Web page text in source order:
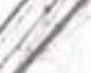
November 2019 di Kota
kegiatan ini adalah
dalam Karang Taruna dari
kecamatan di […]